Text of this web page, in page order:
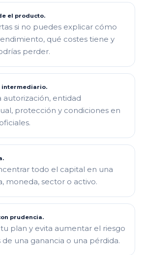
el producto.
si no puedes explicar cómo
qué costes tiene y
perder.
intermediario.
autorización, entidad
protección y condiciones en
todo el capital en una
moneda, sector o activo.
prudencia.
tu plan y evita aumentar el riesgo
de una ganancia o una pérdida.